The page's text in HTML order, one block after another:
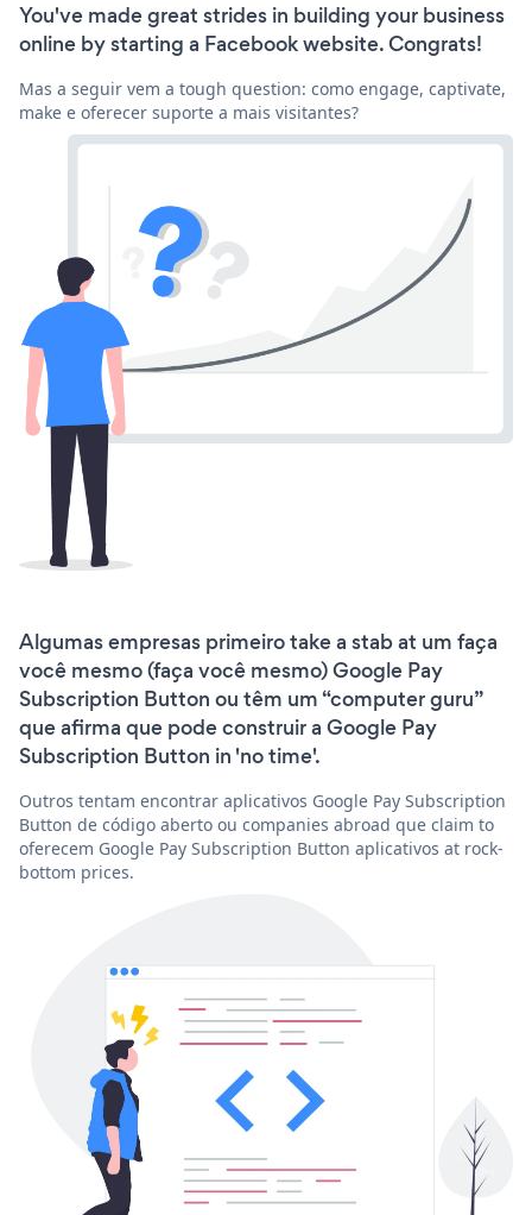
You've made great strides in building your business
online by starting a Facebook website. Congrats!
Mas a seguir vem a tough question: como engage, captivate,
make e oferecer suporte a mais visitantes?
Algumas empresas primeiro take a stab at um faça
você mesmo (faça você mesmo) Google Pay
Subscription Button ou têm um “computer guru”
que afirma que pode construir a Google Pay
Subscription Button in 'no time'.
Outros tentam encontrar aplicativos Google Pay Subscription
Button de código aberto ou companies abroad que claim to
oferecem Google Pay Subscription Button aplicativos at rock-
bottom prices.